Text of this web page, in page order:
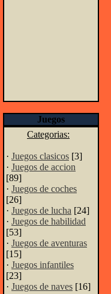
Juegos
Categorias:
· Juegos clasicos [3]
· Juegos de accion
[89]
· Juegos de coches
[26]
· Juegos de lucha [24]
· Juegos de habilidad
[53]
· Juegos de aventuras
[15]
· Juegos infantiles
[23]
· Juegos de naves [16]